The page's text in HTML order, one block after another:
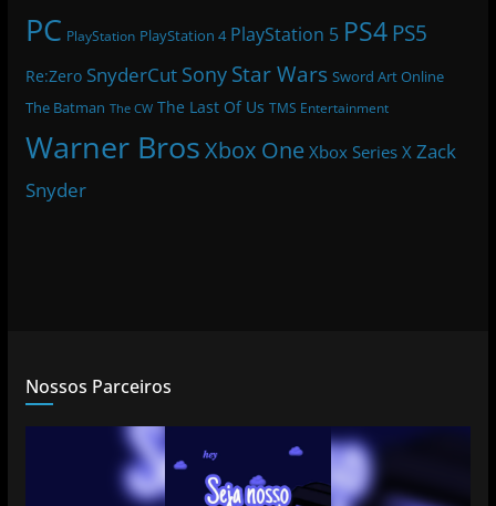
PC PlayStation PlayStation 4 PlayStation 5 PS4 PS5
Re:Zero SnyderCut Sony Star Wars Sword Art Online
The Batman The CW The Last Of Us TMS Entertainment
Warner BrosXbox One Xbox Series X Zack
Snyder
Nossos Parceiros